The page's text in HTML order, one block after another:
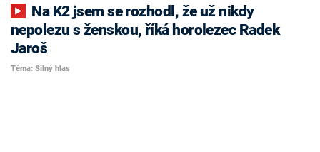
nepolezu s ženskou, říká horolezec Radek
Jaroš
Téma: Silný hlas